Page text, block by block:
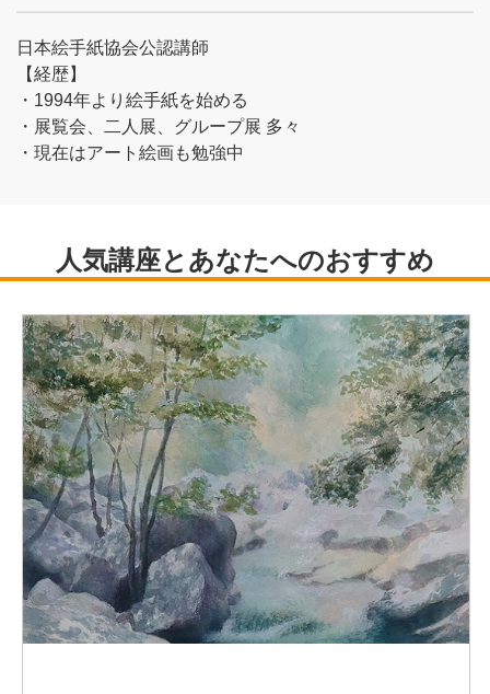
日本絵手紙協会公認講師
【経歴】
・1994年より絵手紙を始める
・展覧会、二人展、グループ展 多々
・現在はアート絵画も勉強中